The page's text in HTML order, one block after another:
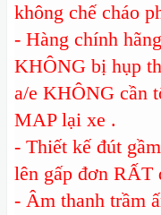
không chế cháo
- Hàng chính
KHÔNG bị hụp
a/e KHÔNG cần
MAP lại xe .
- Thiết kế đút
lên gấp đơn RẤT
- Âm thanh trầm